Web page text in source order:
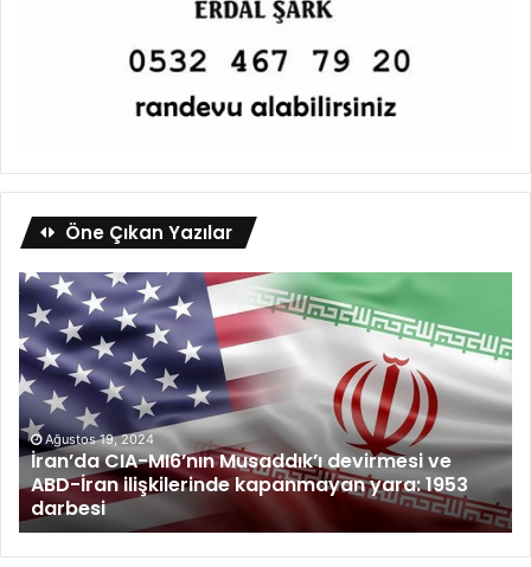
Öne Çıkan Yazılar
Ağustos 19, 2024
İran’da CIA-MI6’nın Musaddık’ı devirmesi ve
ABD-İran ilişkilerinde kapanmayan yara: 1953
darbesi